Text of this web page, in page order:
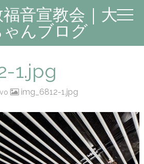
音宣教会｜大
んブログ
1.jpg
img_6812-1.jpg